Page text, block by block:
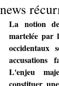
news
La notion
martelée par
occidentaux
accusations
L'enjeu